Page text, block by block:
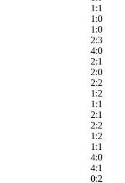
1:1
1:0
1:0
2:3
4:0
2:1
2:0
2:2
1:2
1:1
2:1
2:2
1:2
1:1
4:0
4:1
0:2